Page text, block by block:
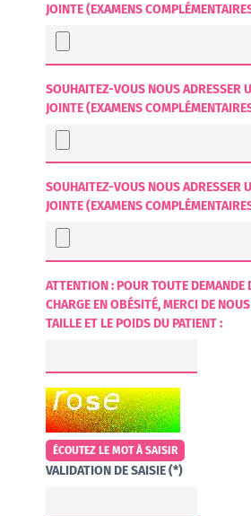
JOINTE (EXAMENS
SOUHAITEZ-VOUS NOUS ADRESSER
JOINTE (EXAMENS
SOUHAITEZ-VOUS NOUS ADRESSER
JOINTE (EXAMENS
ATTENTION : POUR TOUTE DEMANDE
CHARGE EN OBÉSITÉ, MERCI DE
TAILLE ET LE POIDS DU PATIENT :
CHAMP POUR LES ROBOTS. SI VOUS
ÉCOUTEZ LE MOT À SAISIR
VALIDATION DE SAISIE (*)